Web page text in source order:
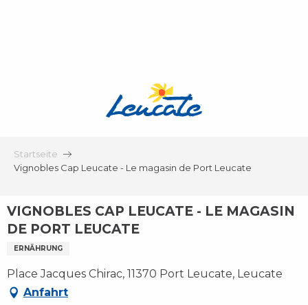
Startseite
Vignobles Cap Leucate - Le magasin de Port Leucate
VIGNOBLES CAP LEUCATE - LE MAGASIN
DE PORT LEUCATE
ERNÄHRUNG
Place Jacques Chirac, 11370 Port Leucate, Leucate
Anfahrt